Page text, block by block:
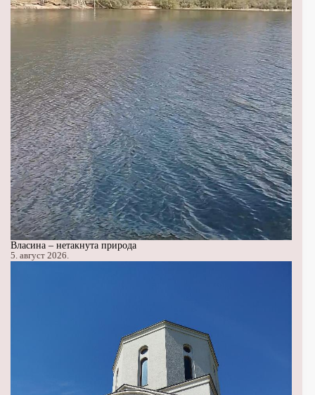
Власина – нетакнута природа
5. август 2026.